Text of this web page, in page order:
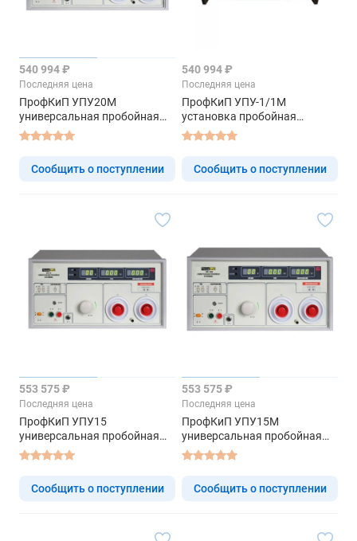
540 994 ₽
Последняя цена
ПрофКиП УПУ20М
универсальная пробойная
установка
Сообщить о поступлении
540 994 ₽
Последняя цена
ПрофКиП УПУ-1/1М
установка пробойная
универсальная
Сообщить о поступлении
553 575 ₽
Последняя цена
ПрофКиП УПУ15
универсальная пробойная
установка
Сообщить о поступлении
553 575 ₽
Последняя цена
ПрофКиП УПУ15М
универсальная пробойная
установка
Сообщить о поступлении